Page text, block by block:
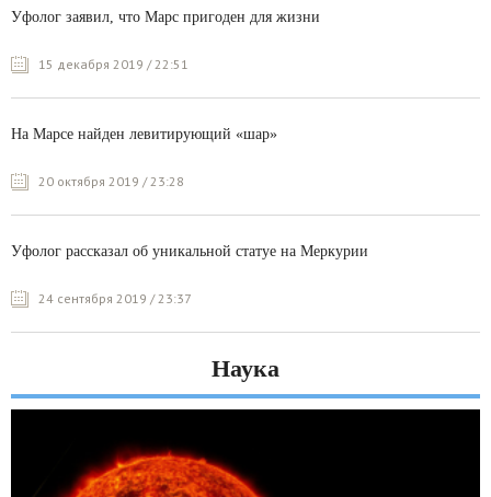
Уфолог заявил, что Марс пригоден для жизни
15 декабря 2019 / 22:51
На Марсе найден левитирующий «шар»
20 октября 2019 / 23:28
Уфолог рассказал об уникальной статуе на Меркурии
24 сентября 2019 / 23:37
Наука